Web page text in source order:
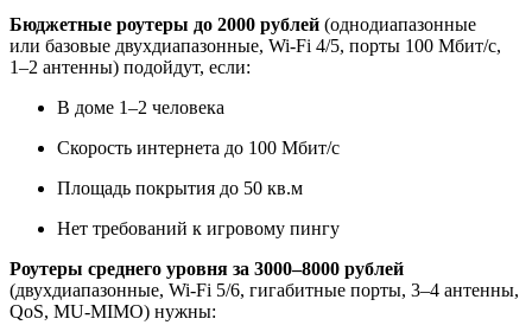
Бюджетные роутеры до 2000 рублей (однодиапазонные
или базовые двухдиапазонные, Wi‑Fi 4/5, порты 100 Мбит/с,
1–2 антенны) подойдут, если:
В доме 1–2 человека
Скорость интернета до 100 Мбит/с
Площадь покрытия до 50 кв.м
Нет требований к игровому пингу
Роутеры среднего уровня за 3000–8000 рублей
(двухдиапазонные, Wi‑Fi 5/6, гигабитные порты, 3–4 антенны,
QoS, MU‑MIMO) нужны: